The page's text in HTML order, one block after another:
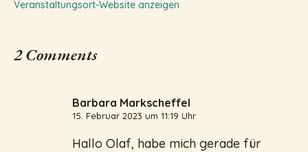
Veranstaltungsort-Website anzeigen
2 Comments
Barbara Markscheffel
15. Februar 2023 um 11:19 Uhr
Hallo Olaf, habe mich gerade für